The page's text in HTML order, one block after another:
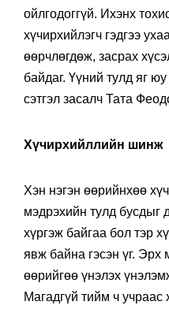
ойлгодоггүй. Ихэнх
хүчирхийлэгч гэдгээ
өөрчлөгдөж, засрах
байдаг. Үүний тулд яг юу
сэтгэл засалч Тата
Хүчирхийллийн шинж
Хэн нэгэн өөрийнхөө
мэдрэхийн тулд бусдыг
хүргэж байгаа бол тэр
явж байна гэсэн үг. Эрх
өөрийгөө үнэлэх
Магадгүй тийм ч учраас